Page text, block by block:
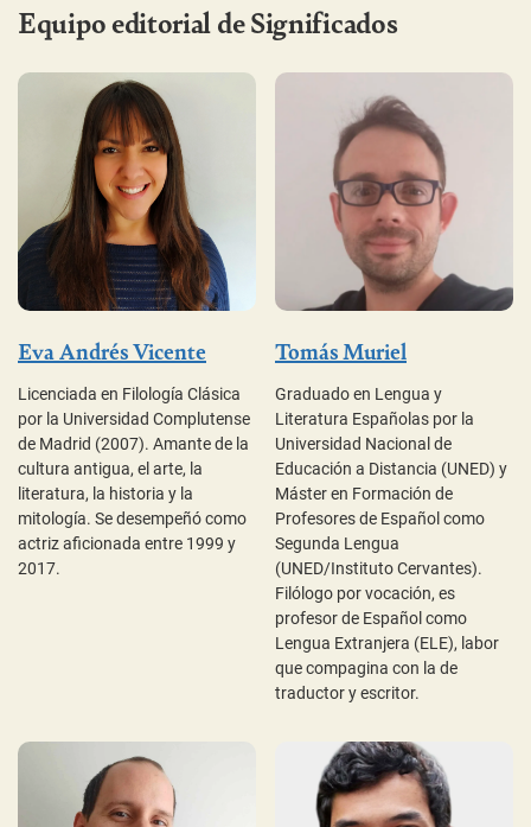
Equipo editorial de Significados
Eva Andrés Vicente
Licenciada en Filología Clásica
por la Universidad Complutense
de Madrid (2007). Amante de la
cultura antigua, el arte, la
literatura, la historia y la
mitología. Se desempeñó como
actriz aficionada entre 1999 y
2017.
Tomás Muriel
Graduado en Lengua y
Literatura Españolas por la
Universidad Nacional de
Educación a Distancia (UNED) y
Máster en Formación de
Profesores de Español como
Segunda Lengua
(UNED/Instituto Cervantes).
Filólogo por vocación, es
profesor de Español como
Lengua Extranjera (ELE), labor
que compagina con la de
traductor y escritor.